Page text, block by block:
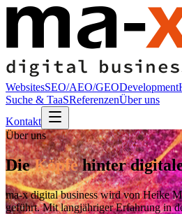
WebsitesSEO/AEO/GEODevelopment
Suche & TaaSReferenzenÜber uns
Kontakt
Über uns
DieKöpfehinter
ma-x digital business wird von Heike
geführt. Mit langjähriger Erfahrung in